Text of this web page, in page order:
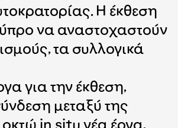
Η έκθεση
να αναστοχαστούν
τα συλλογικά
για την έκθεση,
μεταξύ της
in situ νέα έργα,